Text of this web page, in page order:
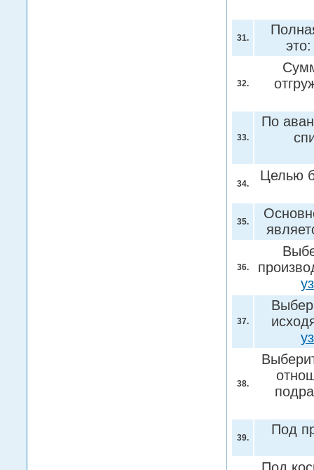
31.
32.
33.
По
34.
Целью
35.
36.
37.
38.
39.
Под